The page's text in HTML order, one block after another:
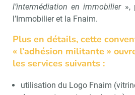
l’intermédiation en immobilier»,
l’Immobilier et la Fnaim.
Plus en détails, cette
« l’adhésion militante »
les services suivants :
utilisation du Logo Fnaim